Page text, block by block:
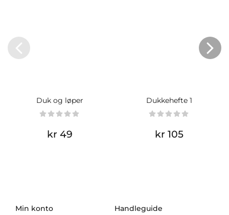
Duk og løper
kr 49
Dukkehefte 1
kr 105
Min konto Handleguide